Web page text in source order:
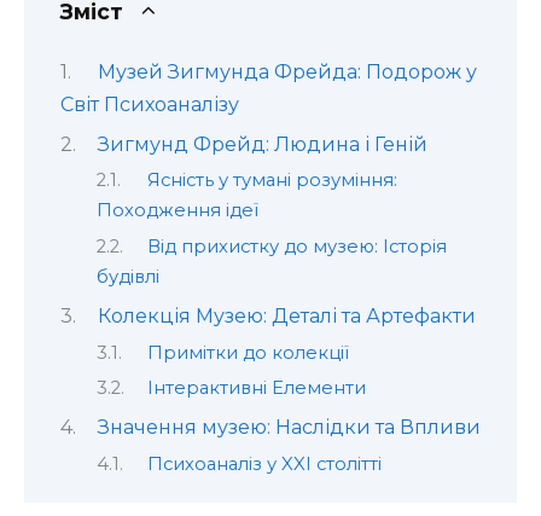
Зміст
Музей Зигмунда Фрейда: Подорож у
Світ Психоаналізу
Зигмунд Фрейд: Людина і Геній
Ясність у тумані розуміння:
Походження ідеї
Від прихистку до музею: Історія
будівлі
Колекція Музею: Деталі та Артефакти
Примітки до колекції
Інтерактивні Елементи
Значення музею: Наслідки та Впливи
Психоаналіз у XXI столітті